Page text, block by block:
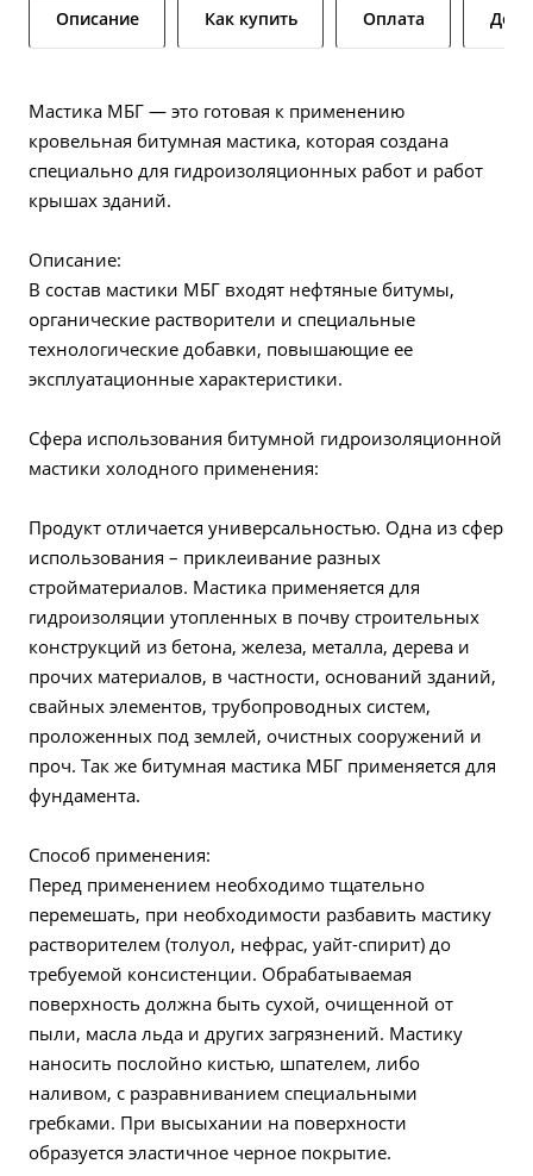
Описание Как купить Оплата
Мастика МБГ — это готовая к применению
кровельная битумная мастика, которая создана
специально для гидроизоляционных работ и работ
крышах зданий.
Описание:
В состав мастики МБГ входят нефтяные битумы,
органические растворители и специальные
технологические добавки, повышающие ее
эксплуатационные характеристики.
Сфера использования битумной гидроизоляционной
мастики холодного применения:
Продукт отличается универсальностью. Одна из сфер
использования – приклеивание разных
стройматериалов. Мастика применяется для
гидроизоляции утопленных в почву строительных
конструкций из бетона, железа, металла, дерева и
прочих материалов, в частности, оснований зданий,
свайных элементов, трубопроводных систем,
проложенных под землей, очистных сооружений и
проч. Так же битумная мастика МБГ применяется для
фундамента.
Способ применения:
Перед применением необходимо тщательно
перемешать, при необходимости разбавить мастику
растворителем (толуол, нефрас, уайт-спирит) до
требуемой консистенции. Обрабатываемая
поверхность должна быть сухой, очищенной от
пыли, масла льда и других загрязнений. Мастику
наносить послойно кистью, шпателем, либо
наливом, с разравниванием специальными
гребками. При высыхании на поверхности
образуется эластичное черное покрытие.